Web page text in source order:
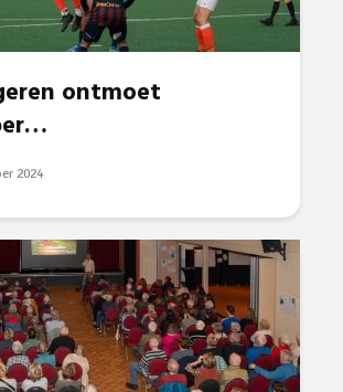
ontmoet
2024